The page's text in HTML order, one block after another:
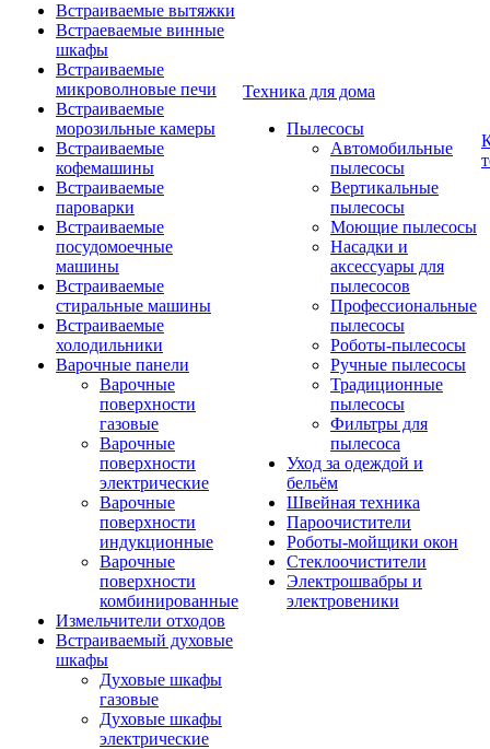
Встраиваемые вытяжки
Встраеваемые винные
шкафы
Встраиваемые
микроволновые печи
Встраиваемые
морозильные камеры
Встраиваемые
кофемашины
Встраиваемые
пароварки
Встраиваемые
посудомоечные
машины
Встраиваемые
стиральные машины
Встраиваемые
холодильники
Варочные панели
Варочные
поверхности
газовые
Варочные
поверхности
электрические
Варочные
поверхности
индукционные
Варочные
поверхности
комбинированные
Измельчители отходов
Встраиваемый духовые
шкафы
Духовые шкафы
газовые
Духовые шкафы
электрические
Техника для дома
Пылесосы
Автомобильные
пылесосы
Вертикальные
пылесосы
Моющие пылесосы
Насадки и
аксессуары для
пылесосов
Профессиональные
пылесосы
Роботы-пылесосы
Ручные пылесосы
Традиционные
пылесосы
Фильтры для
пылесоса
Уход за одеждой и
бельём
Швейная техника
Пароочистители
Роботы-мойщики окон
Стеклоочистители
Электрошвабры и
электровеники